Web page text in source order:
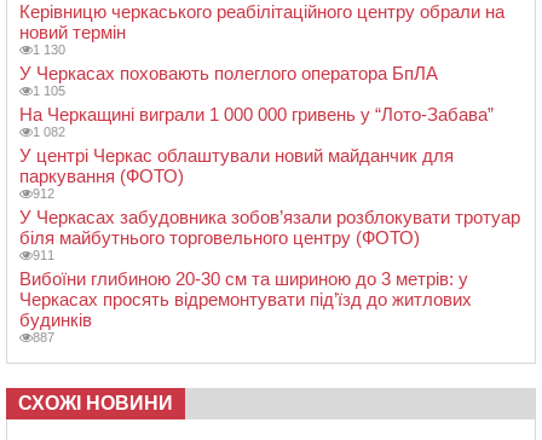
Керівницю черкаського реабілітаційного центру обрали на
новий термін
1 130
У Черкасах поховають полеглого оператора БпЛА
1 105
На Черкащині виграли 1 000 000 гривень у “Лото-Забава”
1 082
У центрі Черкас облаштували новий майданчик для
паркування (ФОТО)
912
У Черкасах забудовника зобов’язали розблокувати тротуар
біля майбутнього торговельного центру (ФОТО)
911
Вибоїни глибиною 20-30 см та шириною до 3 метрів: у
Черкасах просять відремонтувати під’їзд до житлових
будинків
887
СХОЖІ НОВИНИ